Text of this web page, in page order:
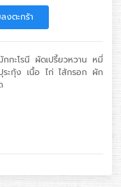
งตะกร้า
กะโรนี ผัดเปรี้ยวหวาน หมี่
ะกุ้ง เนื้อ ไก่ ไส้กรอก ผัก